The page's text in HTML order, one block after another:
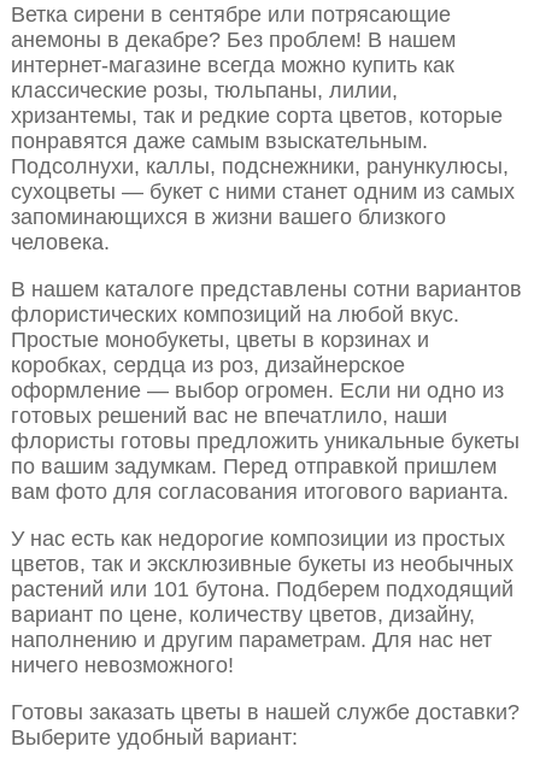
Ветка сирени в сентябре или потрясающие
анемоны в декабре? Без проблем! В нашем
интернет-магазине всегда можно купить как
классические розы, тюльпаны, лилии,
хризантемы, так и редкие сорта цветов, которые
понравятся даже самым взыскательным.
Подсолнухи, каллы, подснежники, ранункулюсы,
сухоцветы — букет с ними станет одним из самых
запоминающихся в жизни вашего близкого
человека.
В нашем каталоге представлены сотни вариантов
флористических композиций на любой вкус.
Простые монобукеты, цветы в корзинах и
коробках, сердца из роз, дизайнерское
оформление — выбор огромен. Если ни одно из
готовых решений вас не впечатлило, наши
флористы готовы предложить уникальные букеты
по вашим задумкам. Перед отправкой пришлем
вам фото для согласования итогового варианта.
У нас есть как недорогие композиции из простых
цветов, так и эксклюзивные букеты из необычных
растений или 101 бутона. Подберем подходящий
вариант по цене, количеству цветов, дизайну,
наполнению и другим параметрам. Для нас нет
ничего невозможного!
Готовы заказать цветы в нашей службе доставки?
Выберите удобный вариант: